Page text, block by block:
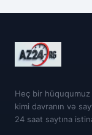
Heç bir
kimi davranın və
24 saat saytına